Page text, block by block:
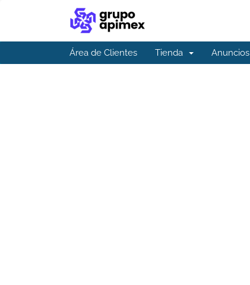
Área de Clientes Tienda Anuncios